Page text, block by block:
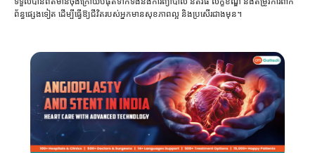
ព័ន្ធផ្សេងទៀត ដើម្បីធ្វើឱ្យជីវិតរបស់អ្នកមានសុខភាពល្អ និងប្រសើរជាងមុន។